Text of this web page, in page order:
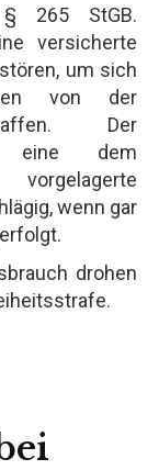
§ 265 StGB.
versicherte
um sich
von der
Der
eine dem
wenn gar
drohen